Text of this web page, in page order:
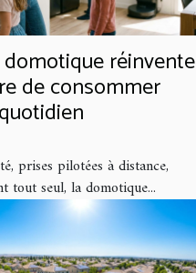
réinvente
de consommer
prises pilotées à distance,
tout seul, la domotique...